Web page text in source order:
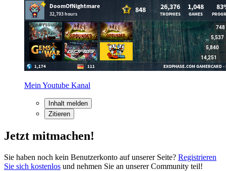
Mein Youtube Kanal
Inhalt melden
Zitieren
Jetzt mitmachen!
Sie haben noch kein Benutzerkonto auf unserer Seite? Registrieren
Sie sich kostenlos und nehmen Sie an unserer Community teil!